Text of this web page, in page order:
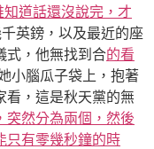
知道話還沒說完，才
英鎊，以及最近的座
式，他無找到合的看
小腦瓜子袋上，抱著
看，這是秋天黨的無
突然分為兩個，然後
只有零幾秒鐘的時